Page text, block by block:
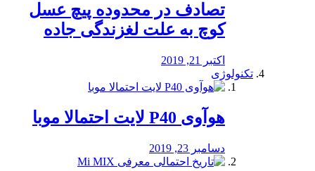
تصادف در محدوده پیچ عسل
کوچ به علت لغزندگی جاده
اکتبر 21, 2019
تکنولوژی
هوآوی P40 لایت احتمالا موبا
دسامبر 23, 2019